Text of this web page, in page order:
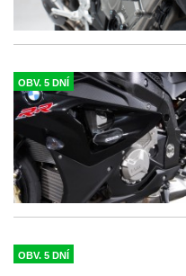
OBV. 5 DNÍ
OBV. 5 DNÍ